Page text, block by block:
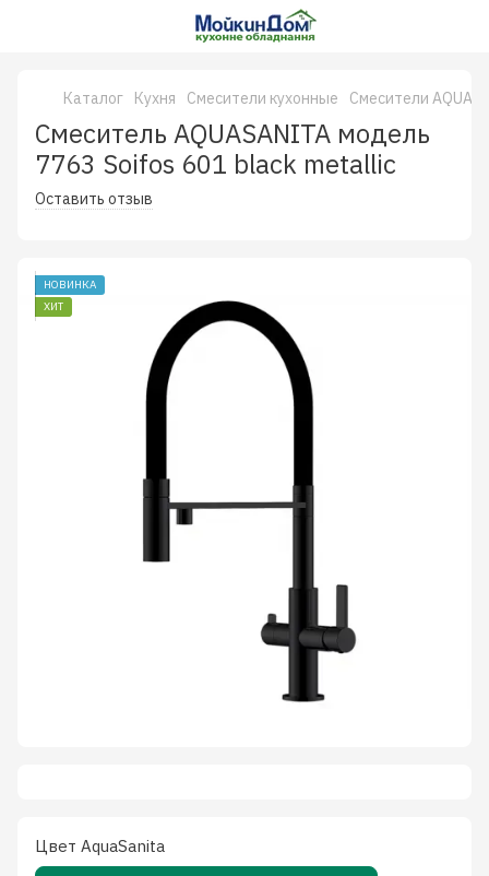
Каталог Кухня Смесители кухонные Смесители
Смеситель AQUASANITA модель
7763 Soifos 601 black metallic
Оставить отзыв
НОВИНКА
ХИТ
Цвет AquaSanita